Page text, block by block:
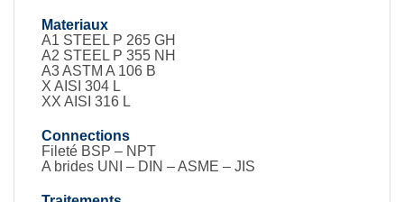
Materiaux
A1 STEEL P 265 GH
A2 STEEL P 355 NH
A3 ASTM A 106 B
X AISI 304 L
XX AISI 316 L
Connections
Fileté BSP – NPT
A brides UNI – DIN – ASME – JIS